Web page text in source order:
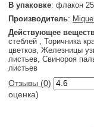
В упаковке: флакон
Производитель:
Действующее
стеблей , Торичника
цветков, Железницы
листьев, Свинороя
листьев
Отзывы (0)
оценка)